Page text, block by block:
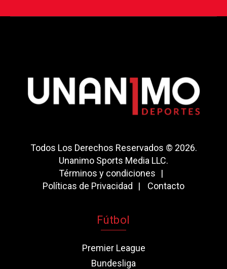
Todos Los Derechos Reservados © 2026.
Unanimo Sports Media LLC.
Términos y condiciones
Políticas de Privacidad
Contacto
Fútbol
Premier League
Bundesliga